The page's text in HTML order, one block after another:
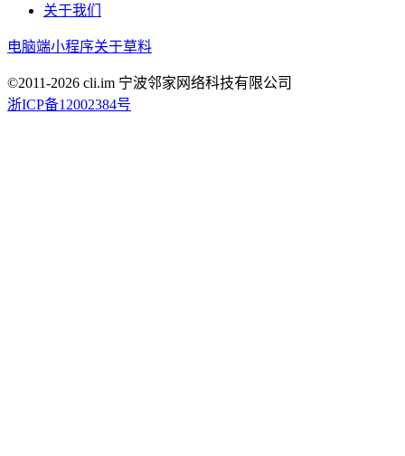
关于我们
电脑端小程序关于草料
©2011-2026 cli.im 宁波邻家网络科技有限公司
浙ICP备12002384号